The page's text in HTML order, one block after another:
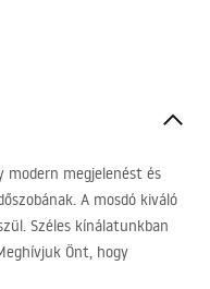
megjelenést és
A mosdó kiváló
Széles kínálatunkban
Önt, hogy